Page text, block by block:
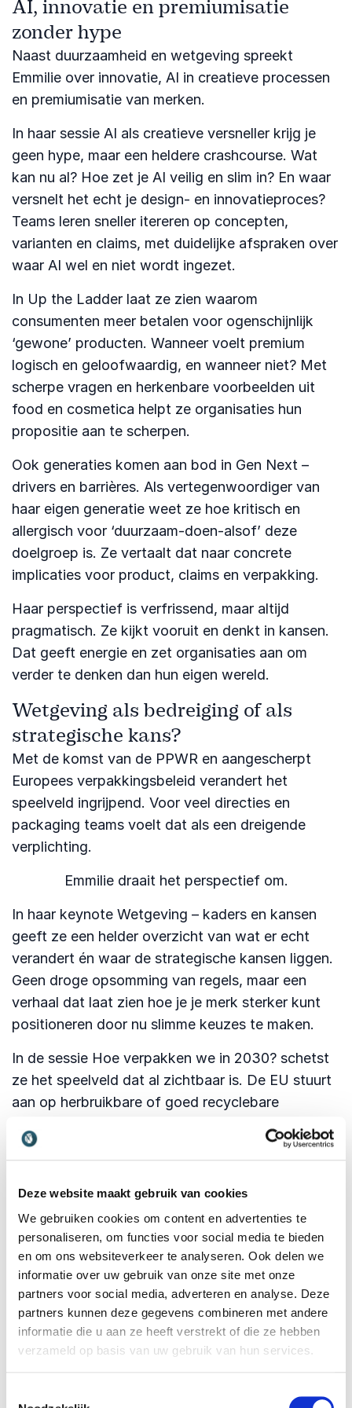
Deze website maakt gebruik van cookies
We gebruiken cookies om content en advertenties te
personaliseren, om functies voor social media te bieden
en om ons websiteverkeer te analyseren. Ook delen we
informatie over uw gebruik van onze site met onze
partners voor social media, adverteren en analyse. Deze
partners kunnen deze gegevens combineren met andere
informatie die u aan ze heeft verstrekt of die ze hebben
verzameld op basis van uw gebruik van hun services.
AI, innovatie en premiumisatie
zonder hype
Naast duurzaamheid en wetgeving spreekt
Emmilie over innovatie, AI in creatieve processen
en premiumisatie van merken.
In haar sessie AI als creatieve versneller krijg je
geen hype, maar een heldere crashcourse. Wat
kan nu al? Hoe zet je AI veilig en slim in? En waar
versnelt het echt je design- en innovatieproces?
Teams leren sneller itereren op concepten,
varianten en claims, met duidelijke afspraken over
waar AI wel en niet wordt ingezet.
In Up the Ladder laat ze zien waarom
consumenten meer betalen voor ogenschijnlijk
‘gewone’ producten. Wanneer voelt premium
logisch en geloofwaardig, en wanneer niet? Met
scherpe vragen en herkenbare voorbeelden uit
food en cosmetica helpt ze organisaties hun
propositie aan te scherpen.
Ook generaties komen aan bod in Gen Next –
drivers en barrières. Als vertegenwoordiger van
haar eigen generatie weet ze hoe kritisch en
allergisch voor ‘duurzaam-doen-alsof’ deze
doelgroep is. Ze vertaalt dat naar concrete
implicaties voor product, claims en verpakking.
Haar perspectief is verfrissend, maar altijd
pragmatisch. Ze kijkt vooruit en denkt in kansen.
Dat geeft energie en zet organisaties aan om
verder te denken dan hun eigen wereld.
Wetgeving als bedreiging of als
strategische kans?
Met de komst van de PPWR en aangescherpt
Europees verpakkingsbeleid verandert het
speelveld ingrijpend. Voor veel directies en
packaging teams voelt dat als een dreigende
verplichting.
Emmilie draait het perspectief om.
In haar keynote Wetgeving – kaders en kansen
geeft ze een helder overzicht van wat er echt
verandert én waar de strategische kansen liggen.
Geen droge opsomming van regels, maar een
verhaal dat laat zien hoe je je merk sterker kunt
positioneren door nu slimme keuzes te maken.
In de sessie Hoe verpakken we in 2030? schetst
ze het speelveld dat al zichtbaar is. De EU stuurt
aan op herbruikbare of goed recyclebare
jullie nu al ontwerpen, organiseren en bewijzen om
toekomstscenario’s naar een concreet denkkader
en eerste roadmap.
2030 klinkt ver weg,
maar je keuzes van
vandaag bepalen of je
daar soepel landt of